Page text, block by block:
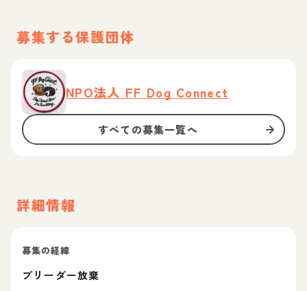
募集する保護団体
NPO法人 FF Dog Connect
すべての募集一覧へ
詳細情報
募集の経緯
ブリーダー放棄